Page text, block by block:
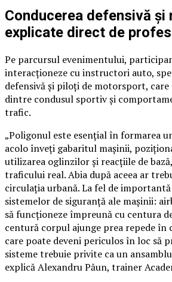
Conducerea defensivă
explicate direct de
Pe parcursul evenimentului,
interacționeze cu instructori auto,
defensivă și piloți de motorsport,
dintre condusul sportiv și
trafic.
„Poligonul este esențial în formarea
acolo înveți gabaritul mașinii,
utilizarea oglinzilor și reacțiile de
traficului real. Abia după aceea ar
circulația urbană. La fel de
sistemelor de siguranță ale mașinii:
să funcționeze împreună cu centura
centură corpul ajunge prea repede în
care poate deveni periculos în loc să
sisteme trebuie privite ca un
explică Alexandru Păun, trainer